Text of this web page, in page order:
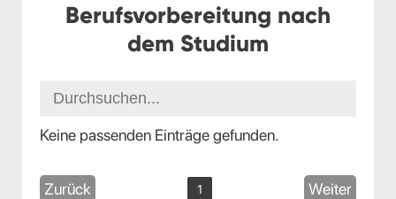
Berufsvorbereitung nach
dem Studium
Keine passenden Einträge gefunden.
Zurück 1 Weiter